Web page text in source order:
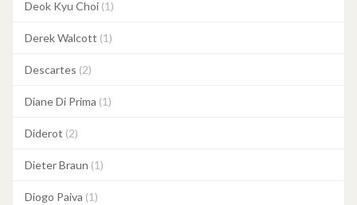
Deok Kyu Choi (1)
Derek Walcott (1)
Descartes (2)
Diane Di Prima (1)
Diderot (2)
Dieter Braun (1)
Diogo Paiva (1)